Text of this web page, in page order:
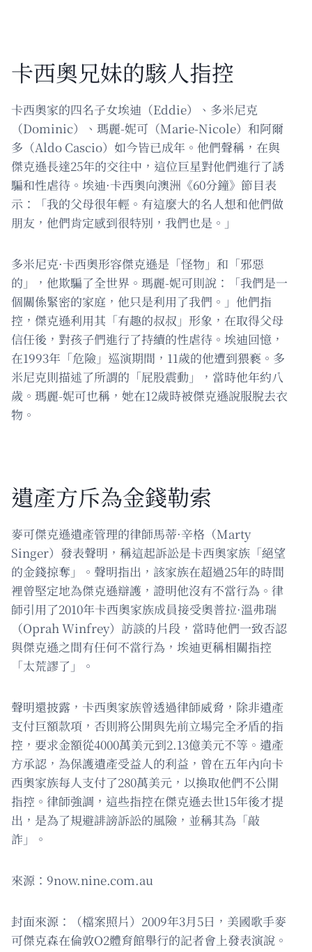
卡西奧兄妹的駭人指控
卡西奧家的四名子女埃迪（Eddie）、多米尼克
（Dominic）、瑪麗-妮可（Marie-Nicole）和阿爾
多（Aldo Cascio）如今皆已成年。他們聲稱，在與
傑克遜長達25年的交往中，這位巨星對他們進行了誘
騙和性虐待。埃迪·卡西奧向澳洲《60分鐘》節目表
示：「我的父母很年輕。有這麼大的名人想和他們做
朋友，他們肯定感到很特別，我們也是。」
多米尼克·卡西奧形容傑克遜是「怪物」和「邪惡
的」，他欺騙了全世界。瑪麗-妮可則說：「我們是一
個關係緊密的家庭，他只是利用了我們。」他們指
控，傑克遜利用其「有趣的叔叔」形象，在取得父母
信任後，對孩子們進行了持續的性虐待。埃迪回憶，
在1993年「危險」巡演期間，11歲的他遭到猥褻。多
米尼克則描述了所謂的「屁股震動」，當時他年約八
歲。瑪麗-妮可也稱，她在12歲時被傑克遜說服脫去衣
物。
遺產方斥為金錢勒索
麥可傑克遜遺產管理的律師馬蒂·辛格（Marty
Singer）發表聲明，稱這起訴訟是卡西奧家族「絕望
的金錢掠奪」。聲明指出，該家族在超過25年的時間
裡曾堅定地為傑克遜辯護，證明他沒有不當行為。律
師引用了2010年卡西奧家族成員接受奧普拉·溫弗瑞
（Oprah Winfrey）訪談的片段，當時他們一致否認
與傑克遜之間有任何不當行為，埃迪更稱相關指控
「太荒謬了」。
聲明還披露，卡西奧家族曾透過律師威脅，除非遺產
支付巨額款項，否則將公開與先前立場完全矛盾的指
控，要求金額從4000萬美元到2.13億美元不等。遺產
方承認，為保護遺產受益人的利益，曾在五年內向卡
西奧家族每人支付了280萬美元，以換取他們不公開
指控。律師強調，這些指控在傑克遜去世15年後才提
出，是為了規避誹謗訴訟的風險，並稱其為「敲
詐」。
來源：9now.nine.com.au
封面來源：（檔案照片）2009年3月5日，美國歌手麥
可傑克森在倫敦O2體育館舉行的記者會上發表演說。